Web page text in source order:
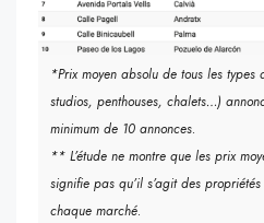
*Prix moyen absolu de tous les types
studios, penthouses, chalets…)
minimum de 10 annonces.
** L’étude ne montre que les prix
signifie pas qu’il s’agit des
chaque marché.